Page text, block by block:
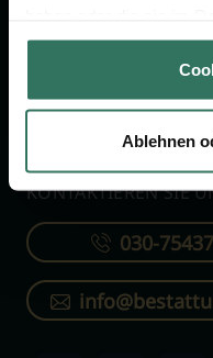
gesammelt haben.
Ablehnen
KONTAKTIEREN SIE
030-